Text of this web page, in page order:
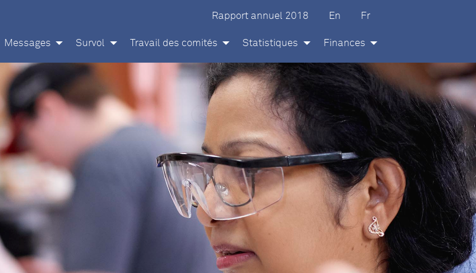
Rapport annuel 2018 En glishFrançais
Messages Survol Travail des comités Statistiques Finances